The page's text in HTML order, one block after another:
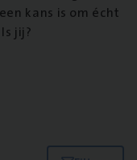
kans is om écht
jij?